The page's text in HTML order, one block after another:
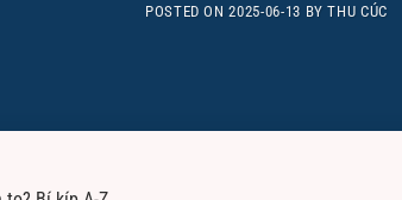
POSTED ON2025-06-13 BYTHU CÚC